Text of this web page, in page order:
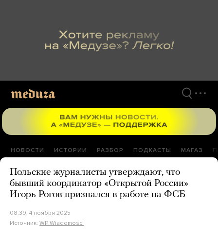
НОВОСТИ ИСТОРИИ РАЗБОР ПОДКАСТЫ МАГАЗ
Польские журналисты утверждают, что
бывший координатор «Открытой России»
Игорь Рогов признался в работе на ФСБ
08:39, 4 ноября 2025
Источник: WP Wiadomości